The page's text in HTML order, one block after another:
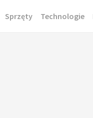
Sprzęty Technologie